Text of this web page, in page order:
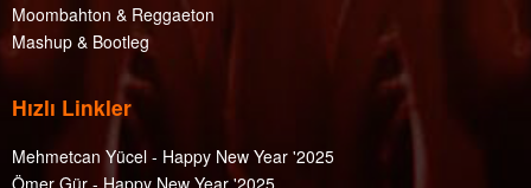
Moombahton & Reggaeton
Mashup & Bootleg
Hızlı Linkler
Mehmetcan Yücel - Happy New Year '2025
Ömer Gür - Happy New Year '2025